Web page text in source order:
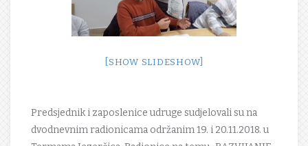
[SHOW SLIDESHOW]
Predsjednik i zaposlenice udruge sudjelovali su na
dvodnevnim radionicama održanim 19. i 20.11.2018. u